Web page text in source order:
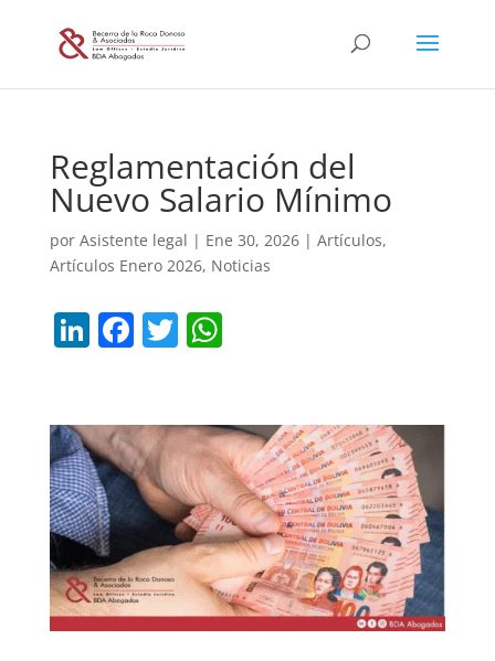
Reglamentación del
Nuevo Salario Mínimo
por Asistente legal | Ene 30, 2026| Artículos,
Artículos Enero 2026, Noticias
Li
e
dI
n
F
e
b
o
o
k
T
er
W
s
A
p
p